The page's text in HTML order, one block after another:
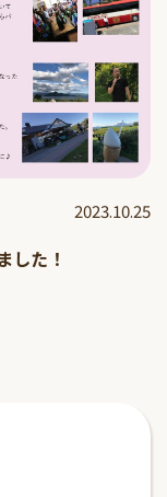
2023.10.25
した！